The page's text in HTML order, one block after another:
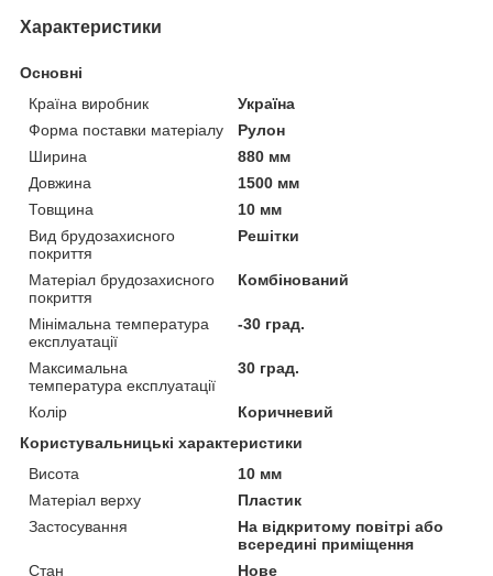
Характеристики
Основні
Країна виробник
Україна
Форма поставки матеріалу
Рулон
Ширина
880 мм
Довжина
1500 мм
Товщина
10 мм
Вид брудозахисного
покриття
Решітки
Матеріал брудозахисного
покриття
Комбінований
Мінімальна температура
експлуатації
-30 град.
Максимальна
температура експлуатації
30 град.
Колір
Коричневий
Користувальницькі характеристики
Висота
10 мм
Матеріал верху
Пластик
Застосування
На відкритому повітрі або
всередині приміщення
Стан
Нове